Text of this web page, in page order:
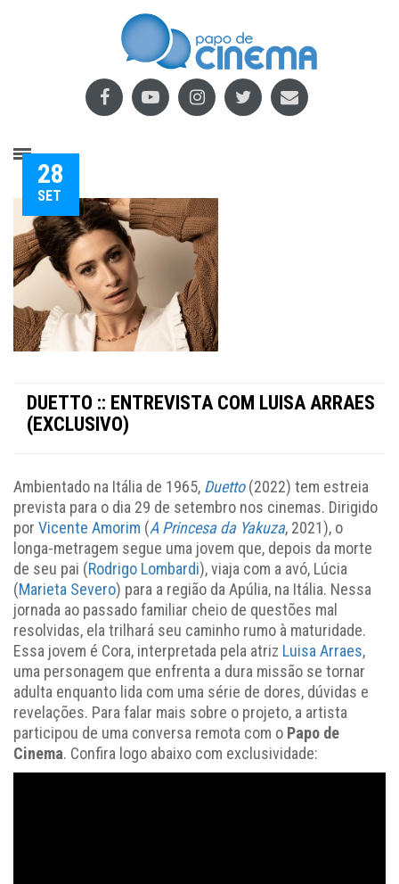
28
SET
DUETTO :: ENTREVISTA COM LUISA ARRAES
(EXCLUSIVO)
Ambientado na Itália de 1965, Duetto (2022) tem estreia
prevista para o dia 29 de setembro nos cinemas. Dirigido
por Vicente Amorim (A Princesa da Yakuza, 2021), o
longa-metragem segue uma jovem que, depois da morte
de seu pai (Rodrigo Lombardi), viaja com a avó, Lúcia
(Marieta Severo) para a região da Apúlia, na Itália. Nessa
jornada ao passado familiar cheio de questões mal
resolvidas, ela trilhará seu caminho rumo à maturidade.
Essa jovem é Cora, interpretada pela atriz Luisa Arraes,
uma personagem que enfrenta a dura missão se tornar
adulta enquanto lida com uma série de dores, dúvidas e
revelações. Para falar mais sobre o projeto, a artista
participou de uma conversa remota com o Papo de
Cinema. Confira logo abaixo com exclusividade: